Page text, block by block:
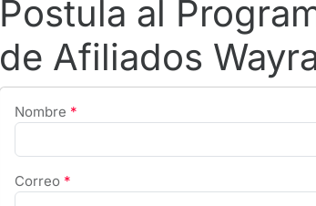
Postula al
de Afiliados
Nombre *
Correo *